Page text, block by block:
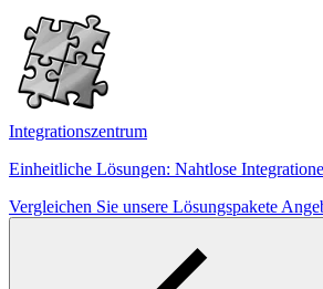
Integrationszentrum
Einheitliche Lösungen: Nahtlose
Vergleichen Sie unsere Lösungspakete